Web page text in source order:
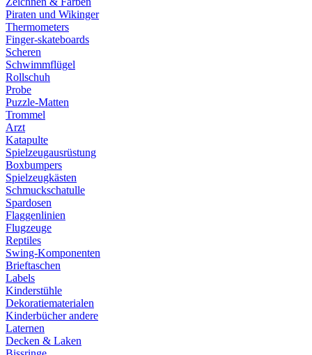
Piraten und Wikinger
Thermometers
Finger-skateboards
Scheren
Schwimmflügel
Rollschuh
Probe
Puzzle-Matten
Trommel
Arzt
Katapulte
Spielzeugausrüstung
Boxbumpers
Spielzeugkästen
Schmuckschatulle
Spardosen
Flaggenlinien
Flugzeuge
Reptiles
Swing-Komponenten
Brieftaschen
Labels
Kinderstühle
Dekoratiematerialen
Kinderbücher andere
Laternen
Decken & Laken